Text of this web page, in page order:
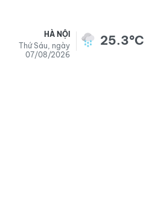
HÀ NỘI
Thứ Sáu, ngày
07/08/2026
25.3°C